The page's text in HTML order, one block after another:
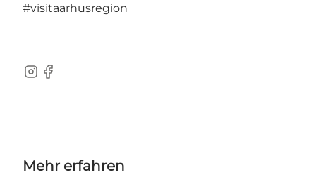
#visitaarhusregion
Instagram
Facebook
Mehr erfahren